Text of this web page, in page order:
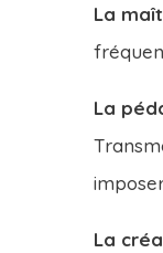
La
La
La